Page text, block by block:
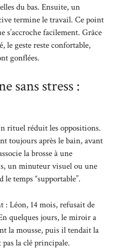
du bas. Ensuite, un
termine le travail. Ce point
s’accroche facilement. Grâce
le geste reste confortable,
gonflées.
sans stress :
rituel réduit les oppositions.
toujours après le bain, avant
la brosse à une
un minuteur visuel ou une
le temps “supportable”.
: Léon, 14 mois, refusait de
quelques jours, le miroir a
la mousse, puis il tendait la
la clé principale.